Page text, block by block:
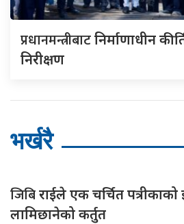
प्रधानमन्त्रीबाटनिर्माणाधीन
निरीक्षण
भर्खरै
जिबिराईले एक चर्चित
लामिछानेको कर्तुत